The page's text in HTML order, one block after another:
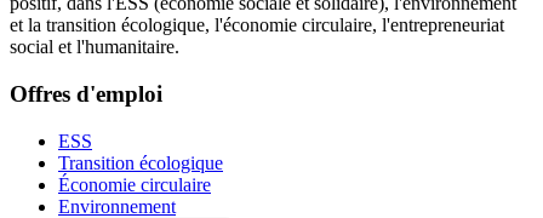
et la transition écologique, l'économie circulaire, l'entrepreneuriat
social et l'humanitaire.
Offres d'emploi
ESS
Transition écologique
Économie circulaire
Environnement